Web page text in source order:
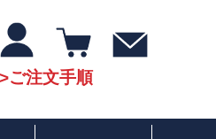
ご注文手順